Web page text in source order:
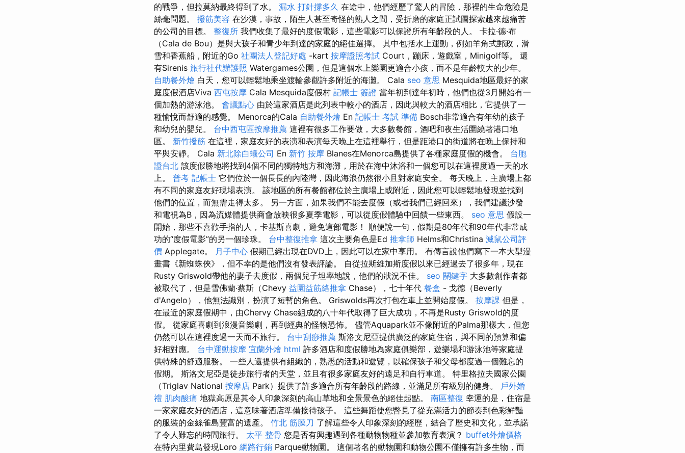
的戰爭，但拉莫納最終得到了水。 漏水 打針撐多久 在途中，他們經歷了驚人的冒險，那裡的生命危險是
絲毫問題。 撥筋美容 在沙漠，事故，陌生人甚至奇怪的熟人之間，受折磨的家庭正試圖探索越來越痛苦
的公司的目標。 整復所 我們收集了最好的度假電影，這些電影可以保證所有年齡段的人。 卡拉·德·布
（Cala de Bou）是與大孩子和青少年到達的家庭的絕佳選擇。 其中包括水上運動，例如羊角式郵政，滑
雪和香蕉船，附近的Go 社團法人登記好處 -kart 按摩證照考試 Court，蹦床，遊戲室，Minigolf等。 還
有Sirenis 旅行社代辦護照 Watergames公園，但是這個水上樂園更適合小孩，而不是年齡較大的少年。
自助餐外燴 白天，您可以輕鬆地乘坐渡輪參觀許多附近的海灘。 Cala seo 意思 Mesquida地區最好的家
庭度假酒店Viva 西屯按摩 Cala Mesquida度假村 記帳士 簽證 當年初到達年初時，他們也從3月開始有一
個加熱的游泳池。 會議點心 由於這家酒店是此列表中較小的酒店，因此與較大的酒店相比，它提供了一
種愉悅而舒適的感覺。 Menorca的Cala 自助餐外燴 En 記帳士 考試 準備 Bosch非常適合有年幼的孩子
和幼兒的嬰兒。 台中西屯區按摩推薦 這裡有很多工作要做，大多數餐館，酒吧和夜生活圍繞著港口地
區。 新竹撥筋 在這裡，家庭友好的表演和表演每天晚上在這裡舉行，但是距港口的街道將在晚上保持和
平與安靜。 Cala 新北除白蟻公司 En 新竹 按摩 Blanes在Menorca島提供了各種家庭度假的機會。 台胞
證台北 該度假勝地將找到4個不同的獨特地方和海灘，用於在海中沐浴和一個您可以在這裡度過一天的水
上。 普考 記帳士 它們位於一個長長的內陸灣，因此海浪仍然很小且對家庭安全。 每天晚上，主廣場上都
有不同的家庭友好現場表演。 該地區的所有餐館都位於主廣場上或附近，因此您可以輕鬆地發現並找到
他們的位置，而無需走得太多。 另一方面，如果我們不能去度假（或者我們已經回來），我們建議沙發
和電視為B，因為流媒體提供商會放映很多夏季電影，可以從度假體驗中回饋一些東西。 seo 意思 假設一
開始，那些不喜歡手指的人，卡基斯喜劇，避免這部電影！ 順便說一句，假期是80年代和90年代非常成
功的“度假電影”的另一個珍珠。 台中整復推拿 這次主要角色是Ed 推拿師 Helms和Christina 滅鼠公司評
價 Applegate。 月子中心 假期已經出現在DVD上，因此可以在家中享用。 有傳言說他們寫下一本大型漫
畫書《新蜘蛛俠》，但不幸的是他們沒有發表評論。 自從拉斯維加斯度假以來已經過去了很多年，現在
Rusty Griswold帶他的妻子去度假，兩個兒子坦率地說，他們的狀況不佳。 seo 關鍵字 大多數創作者都
被取代了，但是雪佛蘭·蔡斯（Chevy 益園益筋絡推拿 Chase），七十年代 餐盒 - 戈德（Beverly
d'Angelo），他無法識別，扮演了短暫的角色。 Griswolds再次打包在車上並開始度假。 按摩課 但是，
在最近的家庭假期中，由Chervy Chase組成的八十年代取得了巨大成功，不再是Rusty Griswold的度
假。 從家庭喜劇到浪漫音樂劇，再到經典的怪物恐怖。 儘管Aquapark並不像附近的Palma那樣大，但您
仍然可以在這裡度過一天而不旅行。 台中刮痧推薦 斯洛文尼亞提供廣泛的家庭住宿，與不同的預算和偏
好相對應。 台中運動按摩 宜蘭外燴 html 許多酒店和度假勝地為家庭俱樂部，遊樂場和游泳池等家庭提
供特殊的舒適服務。 一些人還提供有組織的，熟悉的活動和遊覽，以確保孩子和父母都度過一個難忘的
假期。 斯洛文尼亞是徒步旅行者的天堂，並且有很多家庭友好的遠足和自行車道。 特里格拉夫國家公園
（Triglav National 按摩店 Park）提供了許多適合所有年齡段的路線，並滿足所有級別的健身。 戶外婚
禮 肌肉酸痛 地獄高原是其令人印象深刻的高山草地和全景景色的絕佳起點。 南區整復 幸運的是，住宿是
一家家庭友好的酒店，這意味著酒店準備接待孩子。 這些舞蹈使您瞥見了從充滿活力的節奏到色彩鮮豔
的服裝的金絲雀島豐富的遺產。 竹北 筋膜刀 了解這些令人印象深刻的經歷，結合了歷史和文化，並承諾
了令人難忘的時間旅行。 太平 整骨 您是否有興趣遇到各種動物物種並參加教育表演？ buffet外燴價格
在特內里費島發現Loro 網路行銷 Parque動物園。 這個著名的動物園和動物公園不僅擁有許多生物，而